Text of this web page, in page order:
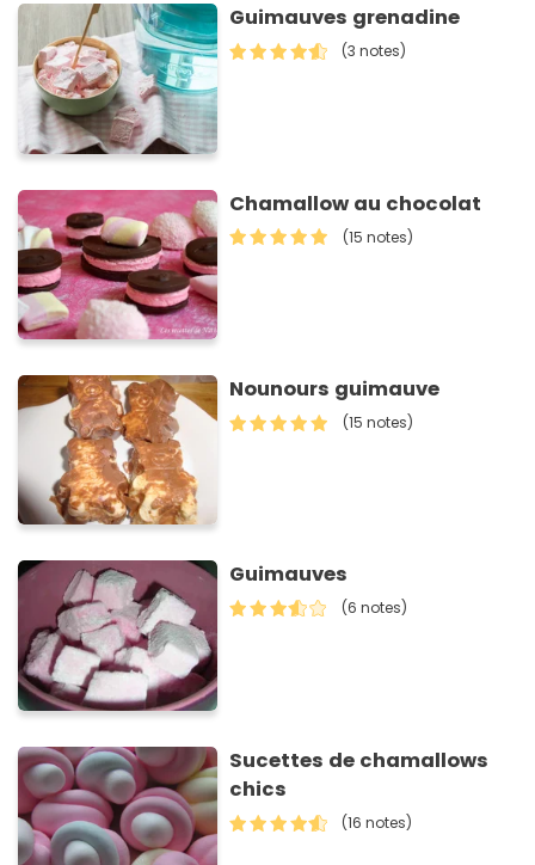
Guimauves grenadine
(3 notes)
Chamallow au chocolat
(15 notes)
Nounours guimauve
(15 notes)
Guimauves
(6 notes)
Sucettes de chamallows
chics
(16 notes)